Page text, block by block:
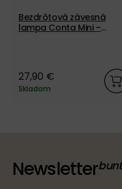
Bezdrôtová závesná
lampa Conta Mini –
27,90 €
Skladom
Newsletter